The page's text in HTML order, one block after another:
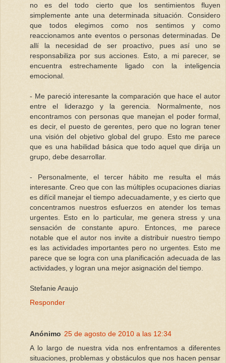
no es del todo cierto que los sentimientos fluyen
simplemente ante una determinada situación. Considero
que todos elegimos como nos sentimos y como
reaccionamos ante eventos o personas determinadas. De
allí la necesidad de ser proactivo, pues así uno se
responsabiliza por sus acciones. Esto, a mi parecer, se
encuentra estrechamente ligado con la inteligencia
emocional.
- Me pareció interesante la comparación que hace el autor
entre el liderazgo y la gerencia. Normalmente, nos
encontramos con personas que manejan el poder formal,
es decir, el puesto de gerentes, pero que no logran tener
una visión del objetivo global del grupo. Esto me parece
que es una habilidad básica que todo aquel que dirija un
grupo, debe desarrollar.
- Personalmente, el tercer hábito me resulta el más
interesante. Creo que con las múltiples ocupaciones diarias
es difícil manejar el tiempo adecuadamente, y es cierto que
concentramos nuestros esfuerzos en atender los temas
urgentes. Esto en lo particular, me genera stress y una
sensación de constante apuro. Entonces, me parece
notable que el autor nos invite a distribuir nuestro tiempo
es las actividades importantes pero no urgentes. Esto me
parece que se logra con una planificación adecuada de las
actividades, y logran una mejor asignación del tiempo.
Stefanie Araujo
Responder
Anónimo 25 de agosto de 2010 a las 12:34
A lo largo de nuestra vida nos enfrentamos a diferentes
situaciones, problemas y obstáculos que nos hacen pensar